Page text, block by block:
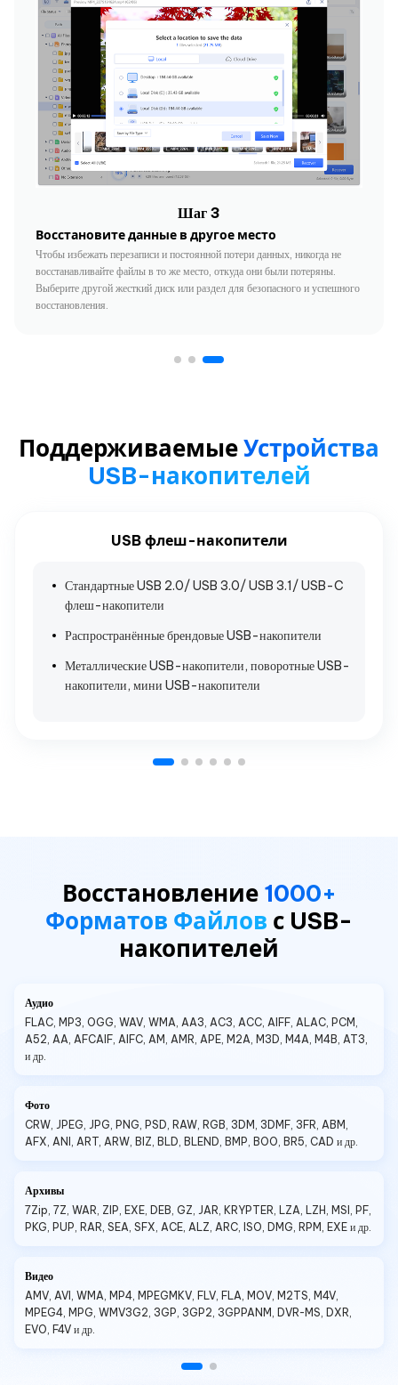
Шаг 3
Восстановите данные в другое место
Чтобы избежать перезаписи и постоянной потери данных, никогда не
восстанавливайте файлы в то же место, откуда они были потеряны.
Выберите другой жесткий диск или раздел для безопасного и успешного
восстановления.
ПоддерживаемыеУстройства
USB-накопителей
USB флеш-накопители
Стандартные USB 2.0/ USB 3.0/ USB 3.1/ USB-C
флеш-накопители
Распространённые брендовые USB-накопители
Металлические USB-накопители, поворотные USB-
накопители, мини USB-накопители
Восстановление 1000+
Форматов Файлов с USB-
накопителей
Аудио
FLAC, MP3, OGG, WAV, WMA, AA3, AC3, ACC, AIFF, ALAC, PCM,
A52, AA, AFCAIF, AIFC, AM, AMR, APE, M2A, M3D, M4A, M4B, AT3,
и др.
Фото
CRW, JPEG, JPG, PNG, PSD, RAW, RGB, 3DM, 3DMF, 3FR, ABM,
AFX, ANI, ART, ARW, BIZ, BLD, BLEND, BMP, BOO, BR5, CAD и др.
Архивы
7Zip, 7Z, WAR, ZIP, EXE, DEB, GZ, JAR, KRYPTER, LZA, LZH, MSI, PF,
PKG, PUP, RAR, SEA, SFX, ACE, ALZ, ARC, ISO, DMG, RPM, EXE и др.
Видео
AMV, AVI, WMA, MP4, MPEGMKV, FLV, FLA, MOV, M2TS, M4V,
MPEG4, MPG, WMV3G2, 3GP, 3GP2, 3GPPANM, DVR-MS, DXR,
EVO, F4V и др.